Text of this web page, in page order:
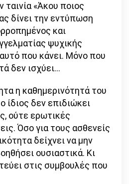
ταινία «Άκου ποιος
δίνει την εντύπωση
και
ψυχικής
που κάνει. Μόνο που
δεν ισχύει…
η καθημερινότητά του
ίδιος δεν επιδιώκει
ούτε ερωτικές
Όσο για τους ασθενείς
δείχνει να μην
ουσιαστικά. Κι
στις συμβουλές που